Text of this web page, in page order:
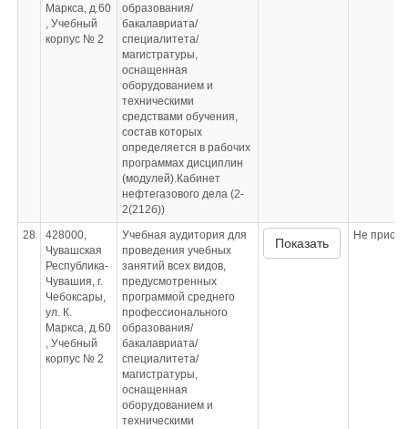
Маркса, д.60
, Учебный
корпус № 2
образования/
бакалавриата/
специалитета/
магистратуры,
оснащенная
оборудованием и
техническими
средствами обучения,
состав которых
определяется в рабочих
программах дисциплин
(модулей).Кабинет
нефтегазового дела (2-
2(212б))
28
428000,
Чувашская
Республика-
Чувашия, г.
Чебоксары,
ул. К.
Маркса, д.60
, Учебный
корпус № 2
Учебная аудитория для
проведения учебных
занятий всех видов,
предусмотренных
программой среднего
профессионального
образования/
бакалавриата/
специалитета/
магистратуры,
оснащенная
оборудованием и
техническими
Показать
Не